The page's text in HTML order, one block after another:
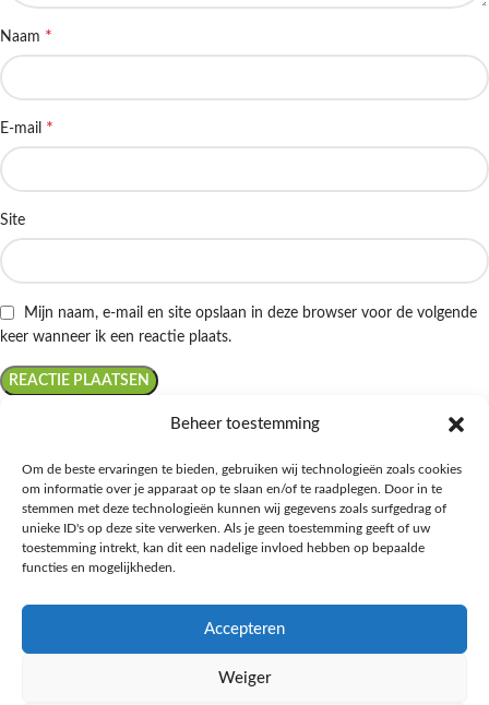
Beheer toestemming
Om de beste ervaringen te bieden, gebruiken wij technologieën zoals cookies
om informatie over je apparaat op te slaan en/of te raadplegen. Door in te
stemmen met deze technologieën kunnen wij gegevens zoals surfgedrag of
unieke ID's op deze site verwerken. Als je geen toestemming geeft of uw
toestemming intrekt, kan dit een nadelige invloed hebben op bepaalde
functies en mogelijkheden.
Accepteren
Weiger
Naam *
E-mail *
Site
Mijn naam, e-mail en site opslaan in deze browser voor de volgende
keer wanneer ik een reactie plaats.
Ontdek de beste keto-vriendelijke keuzes van Albert Heijn, verrijk je
kennis met onze diepgaande blogs over het keto-dieet, en deel jouw
favoriete keto recepten in onze bruisende online gemeenschap!